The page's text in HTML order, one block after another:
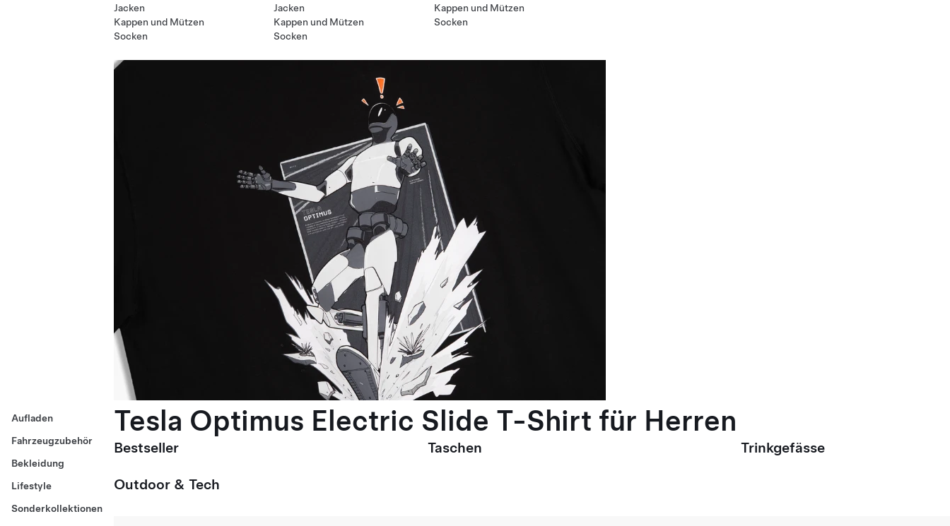
Aufladen
Fahrzeugzubehör
Bekleidung
Lifestyle
Sonderkollektionen
Jacken
Kappen und Mützen
Socken
Jacken
Kappen und Mützen
Socken
Kappen und Mützen
Socken
Tesla Optimus Electric Slide T-Shirt für Herren
Bestseller Taschen Trinkgefässe
Outdoor & Tech